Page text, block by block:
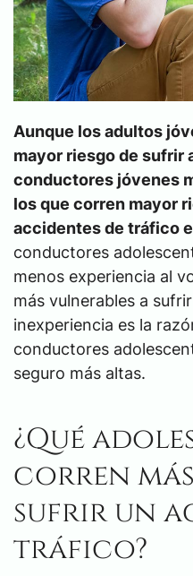
Aunque los adultos
mayor riesgo de sufrir
conductores jóvenes
los que corren mayor
accidentes de tráfico
conductores
menos experiencia al
más vulnerables a
inexperiencia es la
conductores
seguro más altas.
¿Qué
corren
sufrir un
tráfico?